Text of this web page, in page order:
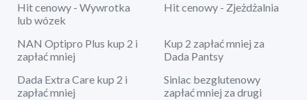
Hit cenowy - Wywrotka
lub wózek
Hit cenowy - Zjeżdżalnia
NAN Optipro Plus kup 2 i
zapłać mniej
Kup 2 zapłać mniej za
Dada Pantsy
Dada Extra Care kup 2 i
zapłać mniej
Sinlac bezglutenowy
zapłać mniej za drugi